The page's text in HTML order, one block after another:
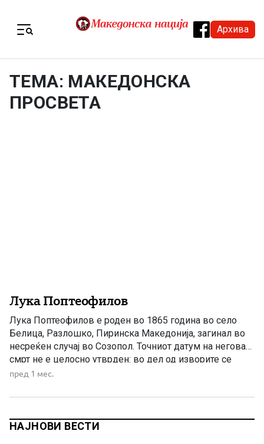
Архива
ТЕМА: МАКЕДОНСКА
ПРОСВЕТА
Лука Поптеофилов
Лука Поптеофилов е роден во 1865 година во село
Белица, Разлошко, Пиринска Македонија, загинал во
несреќен случај во Созопол. Точниот датум на неговата
смрт не е целосно утврден: во дел од изворите се
наведува јуни 1911 година, а во други 20 октомври
кој ја ширеше македонската револуционерна […]
пред 1 мес.
НАЈНОВИ ВЕСТИ